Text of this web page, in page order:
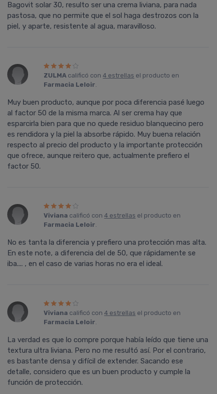
Bagovit solar 30, resulto ser una crema liviana, para nada
pastosa, que no permite que el sol haga destrozos con la
piel, y aparte, resistente al agua, maravilloso.
ZULMA calificó con4 estrellas el producto en
Farmacia Leloir.
Muy buen producto, aunque por poca diferencia pasé luego
al factor 50 de la misma marca. Al ser crema hay que
esparcirla bien para que no quede residuo blanquecino pero
es rendidora y la piel la absorbe rápido. Muy buena relación
respecto al precio del producto y la importante protección
que ofrece, aunque reitero que, actualmente prefiero el
factor 50.
Viviana calificó con4 estrellas el producto en
Farmacia Leloir.
No es tanta la diferencia y prefiero una protección mas alta.
En este note, a diferencia del de 50, que rápidamente se
iba.... , en el caso de varias horas no era el ideal.
Viviana calificó con4 estrellas el producto en
Farmacia Leloir.
La verdad es que lo compre porque había leído que tiene una
textura ultra liviana. Pero no me resultó así. Por el contrario,
es bastante densa y difícil de extender. Sacando ese
detalle, considero que es un buen producto y cumple la
función de protección.